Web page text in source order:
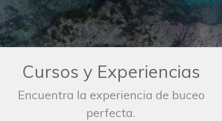
Cursos y Experiencias
Encuentra la experiencia de buceo
perfecta.